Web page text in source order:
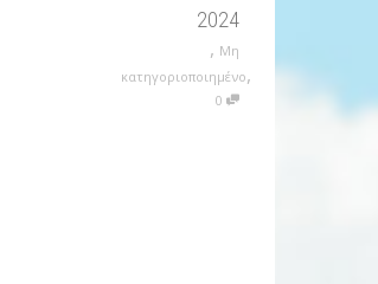
2024
, Μη
κατηγοριοποιημένο,
0